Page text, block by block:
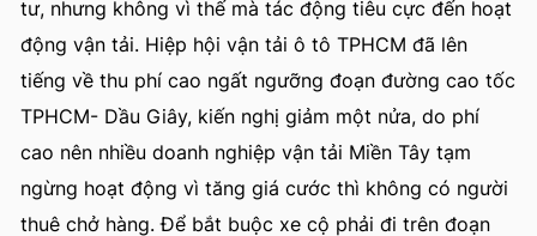
tư, nhưng không vì thế mà tác động tiêu cực đến hoạt
động vận tải. Hiệp hội vận tải ô tô TPHCM đã lên
tiếng về thu phí cao ngất ngưỡng đoạn đường cao tốc
TPHCM- Dầu Giây, kiến nghị giảm một nửa, do phí
cao nên nhiều doanh nghiệp vận tải Miền Tây tạm
ngừng hoạt động vì tăng giá cước thì không có người
thuê chở hàng. Để bắt buộc xe cộ phải đi trên đoạn